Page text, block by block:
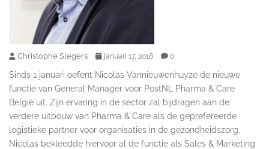
Christophe Slegers januari 17, 2018 0
Sinds 1 januari oefent Nicolas Vannieuwenhuyze de nieuwe
functie van General Manager voor PostNL Pharma & Care
België uit. Zijn ervaring in de sector zal bijdragen aan de
verdere uitbouw van Pharma & Care als de geprefereerde
logistieke partner voor organisaties in de gezondheidszorg.
Nicolas bekleedde hiervoor al de functie als Sales & Marketing